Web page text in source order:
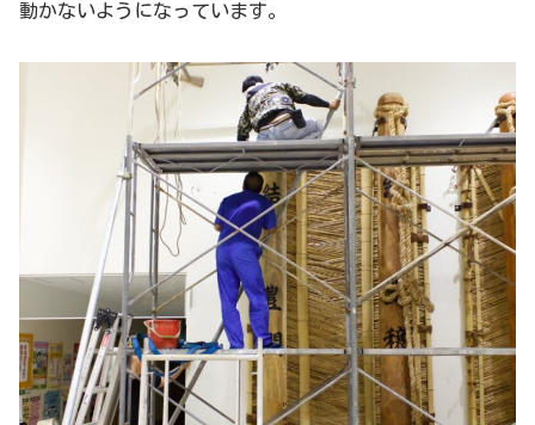
動かないようになっています。